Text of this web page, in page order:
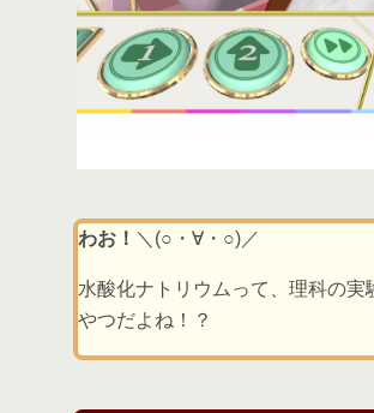
わお！ ＼(○・∀・○)／
水酸化ナトリウムって、理科の実
やつだよね！？